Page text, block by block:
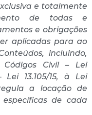
e totalmente
de todas e
e obrigações
aplicadas para ao
incluindo,
Civil – Lei
13.105/15, à Lei
a locação de
de cada